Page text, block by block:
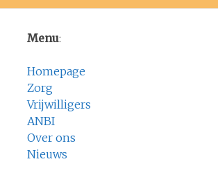
Menu:
Homepage
Zorg
Vrijwilligers
ANBI
Over ons
Nieuws